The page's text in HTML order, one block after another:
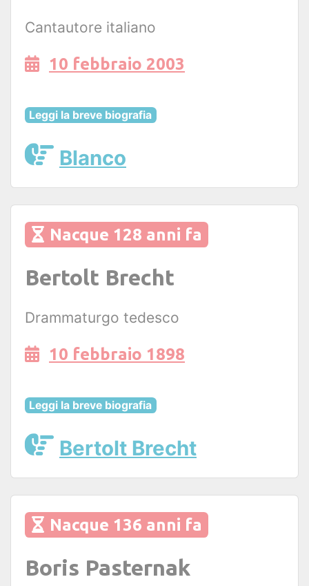
Cantautore italiano
10 febbraio 2003
Leggi la breve biografia
Blanco
Nacque 128 anni fa
Bertolt Brecht
Drammaturgo tedesco
10 febbraio 1898
Leggi la breve biografia
Bertolt Brecht
Nacque 136 anni fa
Boris Pasternak